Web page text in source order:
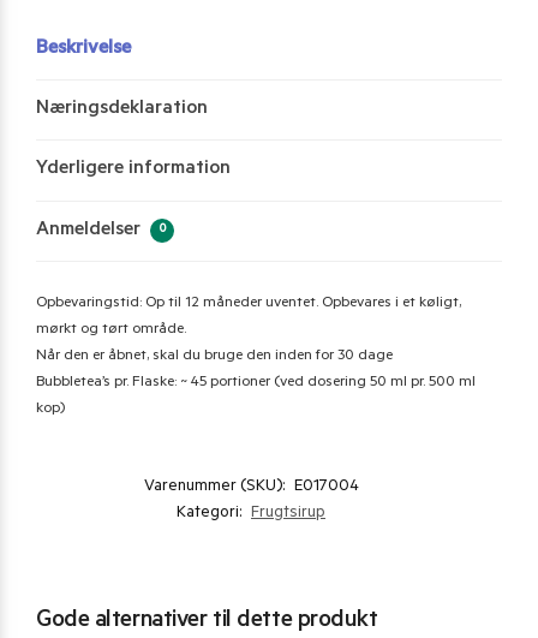
Beskrivelse
Næringsdeklaration
Yderligere information
Anmeldelser 0
Opbevaringstid: Op til 12 måneder uventet. Opbevares i et køligt,
mørkt og tørt område.
Når den er åbnet, skal du bruge den inden for 30 dage
Bubbletea’s pr. Flaske: ~ 45 portioner (ved dosering 50 ml pr. 500 ml
kop)
Varenummer (SKU): E017004
Kategori: Frugtsirup
Gode alternativer til dette produkt